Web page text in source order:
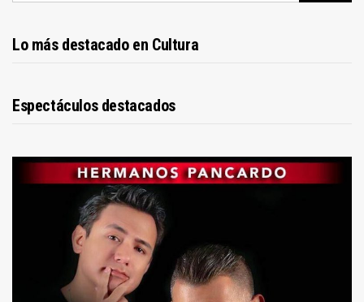
Lo más destacado en Cultura
Espectáculos destacados